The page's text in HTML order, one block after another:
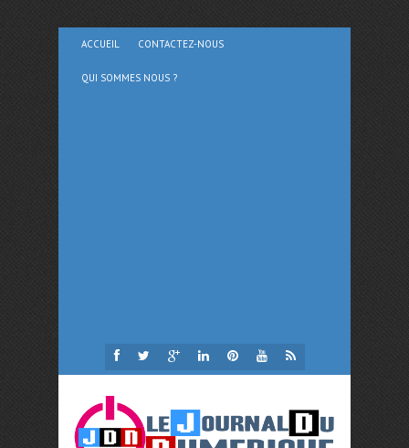
ACCUEIL CONTACTEZ-NOUS
QUI SOMMES NOUS ?